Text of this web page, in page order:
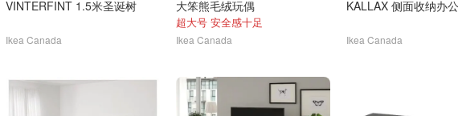
VINTERFINT 1.5米圣诞树
Ikea Canada
大笨熊毛绒玩偶
超大号 安全感十足
Ikea Canada
KALLAX 侧面收纳办
Ikea Canada